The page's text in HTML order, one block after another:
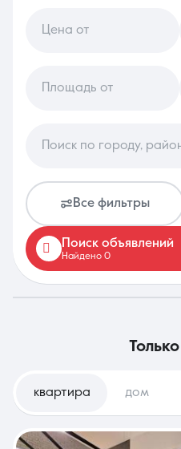
Ежедневно с
Цена от
Площадь от
Поиск по городу,
Все фильтры
Поиск объявлений
Найдено 0
квартира дом